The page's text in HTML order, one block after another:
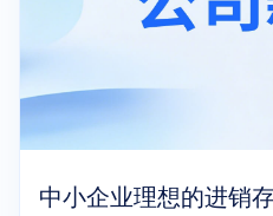
中小企业理想的进销